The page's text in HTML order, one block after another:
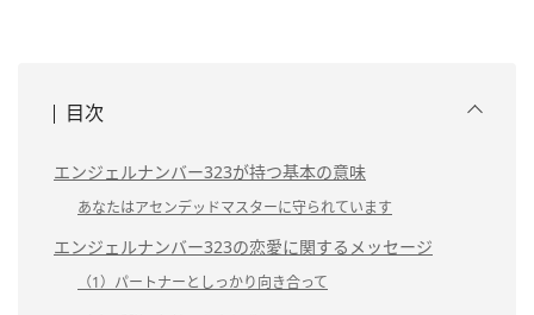
目次
エンジェルナンバー323が持つ基本の意味
あなたはアセンデッドマスターに守られています
エンジェルナンバー323の恋愛に関するメッセージ
（1）パートナーとしっかり向き合って